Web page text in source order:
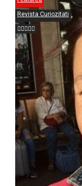
Revista Curiozitati